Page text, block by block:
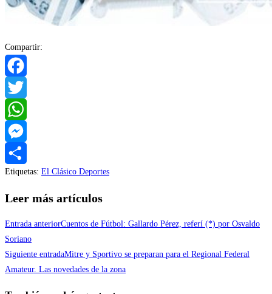
Compartir:
Facebook
Twitter
WhatsApp
Messenger
Compartir
Etiquetas: El Clásico Deportes
Leer más artículos
Entrada anteriorCuentos de Fútbol: Gallardo Pérez, referí (*) por Osvaldo
Soriano
Siguiente entradaMitre y Sportivo se preparan para el Regional Federal
Amateur. Las novedades de la zona